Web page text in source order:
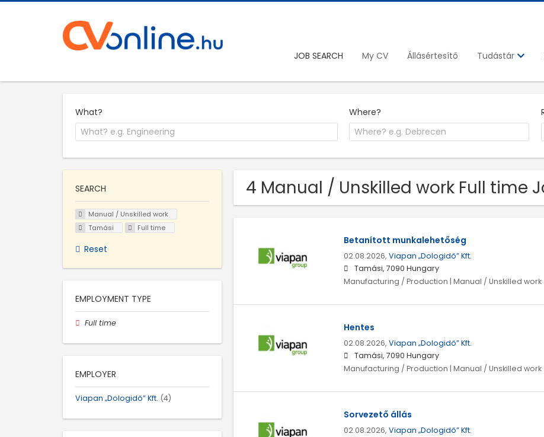
JOB SEARCH My CV Állásértesítő Tudástár
What? Where?
4 Manual / Unskilled work Full time
Betanított munkalehetőség
02.08.2026, Viapan „Dologidő” Kft.
Tamási, 7090 Hungary
Manufacturing / Production | Manual / Unskilled work
Hentes
02.08.2026, Viapan „Dologidő” Kft.
Tamási, 7090 Hungary
Manufacturing / Production | Manual / Unskilled work
Sorvezető állás
02.08.2026, Viapan „Dologidő” Kft.
SEARCH
Manual / Unskilled work
Tamási
Full time
Reset
EMPLOYMENT TYPE
Full time
EMPLOYER
Viapan „Dologidő” Kft. (4)